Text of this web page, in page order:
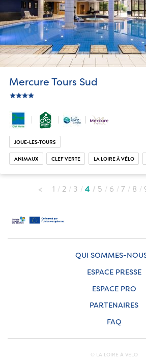
Mercure Tours Sud
ic_star
ic_star
JOUE-LES-TOURS
ANIMAUX CLEF VERTE LA LOIRE À VÉLO
1 2 3 4 5 6 7 8
QUI SOMMES-
ESPACE PRESSE
ESPACE PRO
PARTENAIRES
FAQ
© LA LOIRE À VÉLO